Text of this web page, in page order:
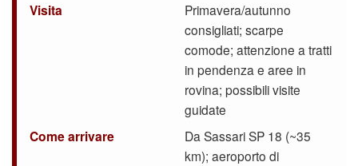
Visita
Primavera/autunno
consigliati; scarpe
comode; attenzione a tratti
in pendenza e aree in
rovina; possibili visite
guidate
Come arrivare
Da Sassari SP 18 (~35
km); aeroporto di